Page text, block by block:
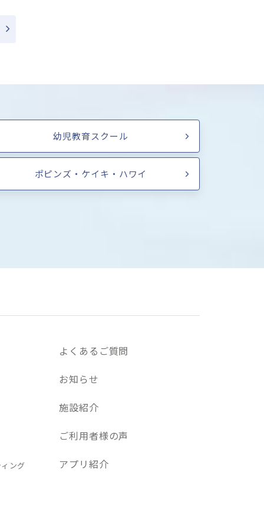
幼児教育スクール
ポピンズ・ケイキ・ハワイ
ング
よくあるご質問
お知らせ
施設紹介
ご利用者様の声
アプリ紹介